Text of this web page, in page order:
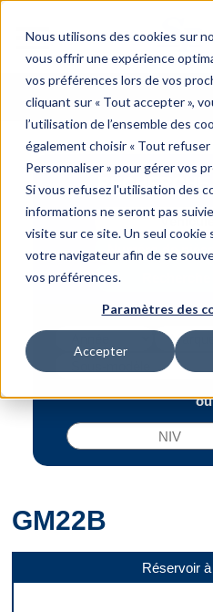
Nous utilisons des cookies sur
vous offrir une expérience
vos préférences lors de vos
cliquant sur « Tout accepter »,
l’utilisation de l’ensemble des
également choisir « Tout refuser
Personnaliser » pour gérer vos
Si vous refusez l'utilisation des
informations ne seront pas
visite sur ce site. Un seul cookie
votre navigateur afin de se
vos préférences.
Paramètres des
Accepter
menu
RECHERCHE
Numéro de
ou
GM22B
Réservoir